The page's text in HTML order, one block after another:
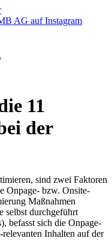
11
der
sind zwei Faktoren
Onpage- bzw. Onsite-
Maßnahmen
selbst durchgeführt
befasst sich die Onpage-
Inhalten auf der